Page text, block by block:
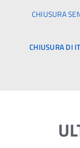
CHIUSURA
CHIUSURA DI